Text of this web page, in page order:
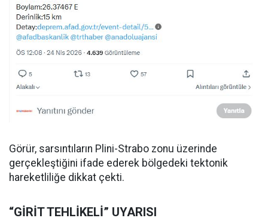
Görür, sarsıntıların Plini-Strabo zonu üzerinde
gerçekleştiğini ifade ederek bölgedeki tektonik
hareketliliğe dikkat çekti.
“GİRİT TEHLİKELİ” UYARISI